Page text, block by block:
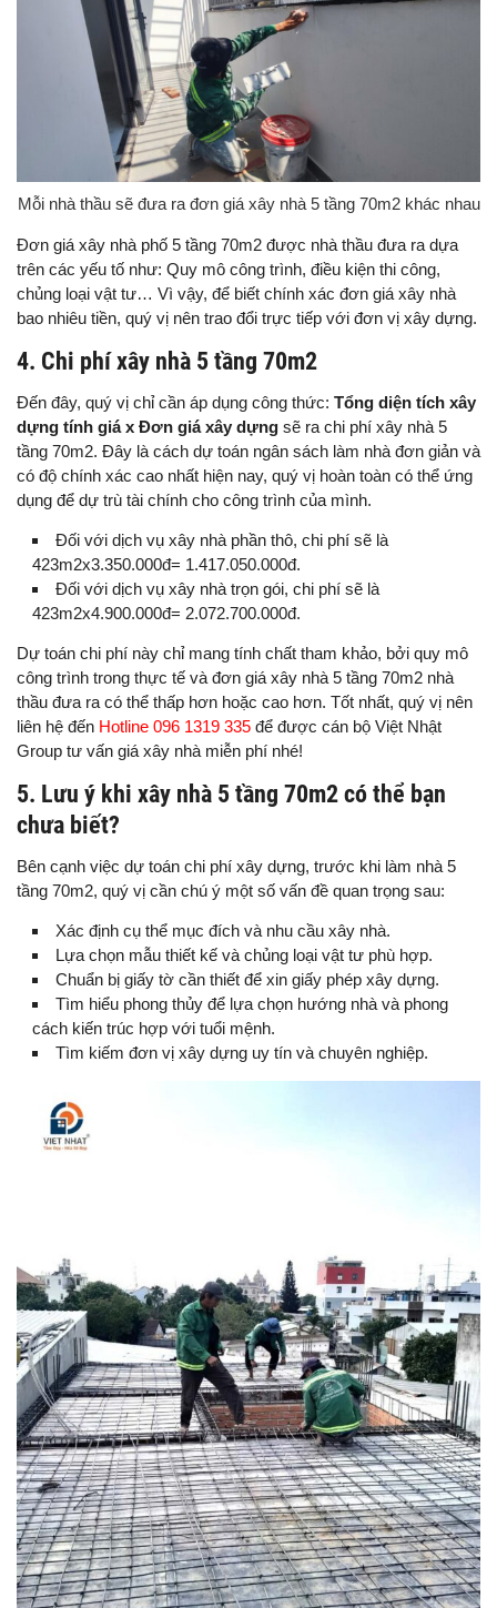
Mỗi nhà thầu sẽ đưa ra đơn giá xây nhà 5 tầng 70m2 khác nhau
Đơn giá xây nhà phố 5 tầng 70m2 được nhà thầu đưa ra dựa
trên các yếu tố như: Quy mô công trình, điều kiện thi công,
chủng loại vật tư… Vì vậy, để biết chính xác đơn giá xây nhà
bao nhiêu tiền, quý vị nên trao đổi trực tiếp với đơn vị xây dựng.
4. Chi phí xây nhà 5 tầng 70m2
Đến đây, quý vị chỉ cần áp dụng công thức: Tổng diện tích xây
dựng tính giá x Đơn giá xây dựng sẽ ra chi phí xây nhà 5
tầng 70m2. Đây là cách dự toán ngân sách làm nhà đơn giản và
có độ chính xác cao nhất hiện nay, quý vị hoàn toàn có thể ứng
dụng để dự trù tài chính cho công trình của mình.
Đối với dịch vụ xây nhà phần thô, chi phí sẽ là
423m2x3.350.000đ= 1.417.050.000đ.
Đối với dịch vụ xây nhà trọn gói, chi phí sẽ là
423m2x4.900.000đ= 2.072.700.000đ.
Dự toán chi phí này chỉ mang tính chất tham khảo, bởi quy mô
công trình trong thực tế và đơn giá xây nhà 5 tầng 70m2 nhà
thầu đưa ra có thể thấp hơn hoặc cao hơn. Tốt nhất, quý vị nên
liên hệ đến Hotline 096 1319 335 để được cán bộ Việt Nhật
Group tư vấn giá xây nhà miễn phí nhé!
5. Lưu ý khi xây nhà 5 tầng 70m2 có thể bạn
chưa biết?
Bên cạnh việc dự toán chi phí xây dựng, trước khi làm nhà 5
tầng 70m2, quý vị cần chú ý một số vấn đề quan trọng sau:
Xác định cụ thể mục đích và nhu cầu xây nhà.
Lựa chọn mẫu thiết kế và chủng loại vật tư phù hợp.
Chuẩn bị giấy tờ cần thiết để xin giấy phép xây dựng.
Tìm hiểu phong thủy để lựa chọn hướng nhà và phong
cách kiến trúc hợp với tuổi mệnh.
Tìm kiếm đơn vị xây dựng uy tín và chuyên nghiệp.